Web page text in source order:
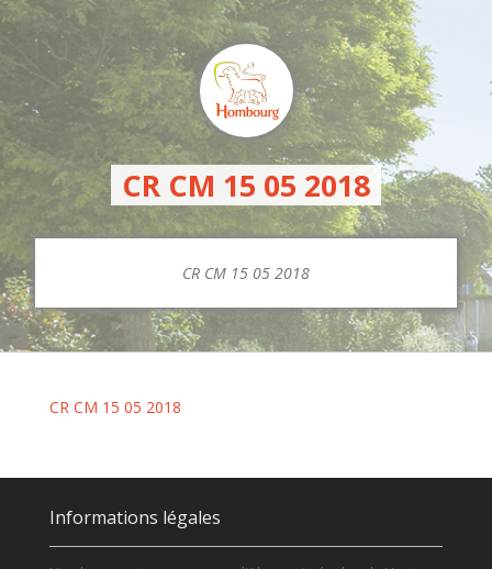
CR CM 15 05 2018
CR CM 15 05 2018
CR CM 15 05 2018
Informations légales